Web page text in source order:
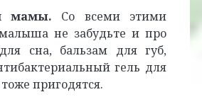
мамы. Со всеми этими
не забудьте и про
сна, бальзам для губ,
гель для
пригодятся.